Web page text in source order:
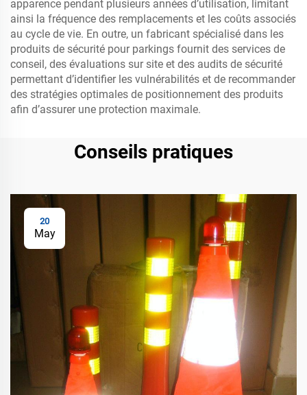
apparence pendant plusieurs années d’utilisation, limitant
ainsi la fréquence des remplacements et les coûts associés
au cycle de vie. En outre, un fabricant spécialisé dans les
produits de sécurité pour parkings fournit des services de
conseil, des évaluations sur site et des audits de sécurité
permettant d’identifier les vulnérabilités et de recommander
des stratégies optimales de positionnement des produits
afin d’assurer une protection maximale.
Conseils pratiques
20
May